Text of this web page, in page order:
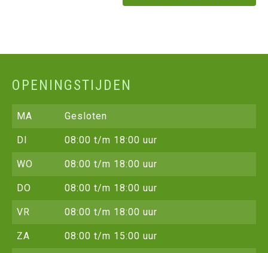
OPENINGSTIJDEN
MA Gesloten
DI 08:00 t/m 18:00 uur
WO 08:00 t/m 18:00 uur
DO 08:00 t/m 18:00 uur
VR 08:00 t/m 18:00 uur
ZA 08:00 t/m 15:00 uur